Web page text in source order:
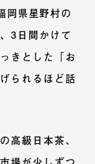
県星野村の
3日間かけて
きとした「お
られるほど話
高級日本茶、